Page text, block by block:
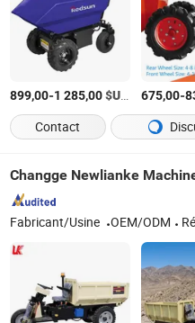
899,00-1 285,00$US /Pièce
675,00-
Contact
Changge Newlianke
Fabricant/Usine OEM/ODM